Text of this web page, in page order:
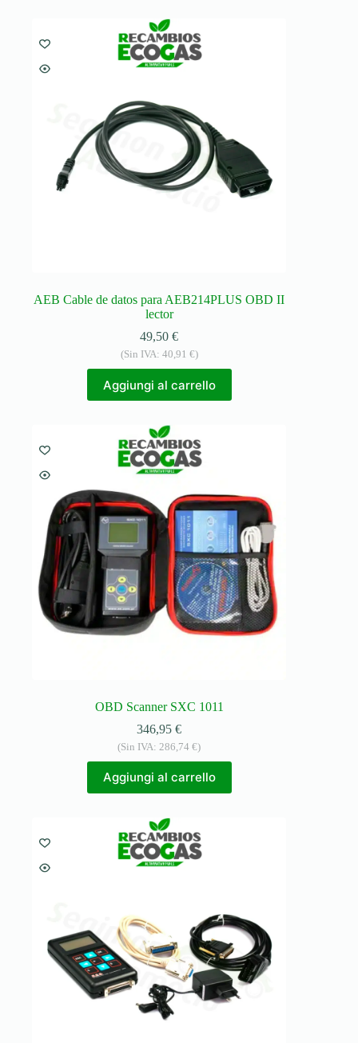
AEB Cable de datos para AEB214PLUS OBD II
lector
49,50€
(Sin IVA: 40,91 €)
Aggiungi al carrello
OBD Scanner SXC 1011
346,95€
(Sin IVA: 286,74€)
Aggiungi al carrello